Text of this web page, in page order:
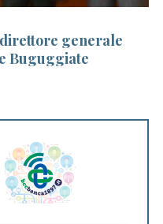
generale
Buguggiate